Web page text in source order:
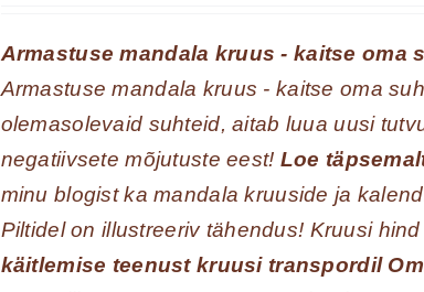
Armastuse mandala kruus - kaitse oma
Armastuse mandala kruus - kaitse oma
olemasolevaid suhteid, aitab luua uusi
negatiivsete mõjutuste eest! Loe
minu blogist ka mandala kruuside ja
Piltidel on illustreeriv tähendus! Kruusi
käitlemise teenust kruusi transpordil